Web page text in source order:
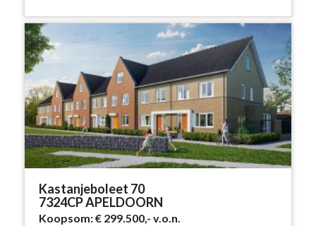
Kastanjeboleet 70
7324CP APELDOORN
Koopsom:€ 299.500,- v.o.n.